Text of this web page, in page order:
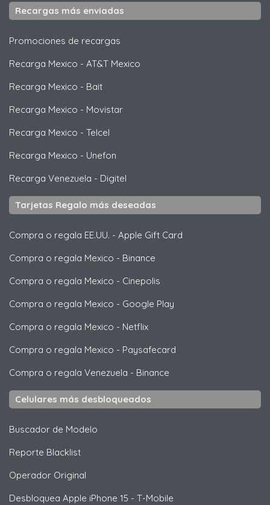
Recargas más enviadas
Promociones de recargas
Recarga Mexico - AT&T Mexico
Recarga Mexico - Bait
Recarga Mexico - Movistar
Recarga Mexico - Telcel
Recarga Mexico - Unefon
Recarga Venezuela - Digitel
Tarjetas Regalo más deseadas
Compra o regala EE.UU. - Apple Gift Card
Compra o regala Mexico - Binance
Compra o regala Mexico - Cinepolis
Compra o regala Mexico - Google Play
Compra o regala Mexico - Netflix
Compra o regala Mexico - Paysafecard
Compra o regala Venezuela - Binance
Celulares más desbloqueados
Buscador de Modelo
Reporte Blacklist
Operador Original
Desbloquea Apple iPhone 15 - T-Mobile